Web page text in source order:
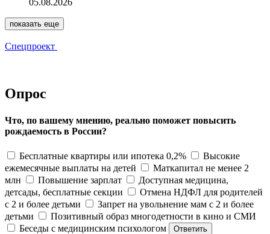
05.08.2026
показать еще
Спецпроект
Опрос
Что, по вашему мнению, реально поможет повысить
рождаемость в России?
Бесплатные квартиры или ипотека 0,2%
Высокие
ежемесячные выплаты на детей
Маткапитал не менее 2
млн
Повышение зарплат
Доступная медицина,
детсады, бесплатные секции
Отмена НДФЛ для родителей
с 2 и более детьми
Запрет на увольнение мам с 2 и более
детьми
Позитивный образ многодетности в кино и СМИ
Беседы с медицинским психологом